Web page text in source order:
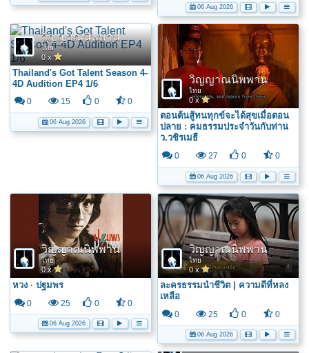
06 Aug 2026
วิญญาณนิพพาน
ไทย
0 x
Thailand's Got Talent Season 4-
4D Audition EP4 1/6
0 15 0 0
06 Aug 2026
วิญญาณนิพพาน
ไทย
0 x
ตอนต้นสู้ทนทุกข์จะได้สุขเมื่อตอน
ปลาย : คมธรรมประจำวันกับท่าน
ว.วชิรเมธี
0 27 0 0
06 Aug 2026
วิญญาณนิพพาน
ไทย
0 x
หวง · ปฐมพร
0 25 0 0
06 Aug 2026
วิญญาณนิพพาน
ไทย
0 x
ละครธรรมนำชีวิต | ความดีที่หลง
เหลือ
0 25 0 0
06 Aug 2026
วิญญาณนิพพาน